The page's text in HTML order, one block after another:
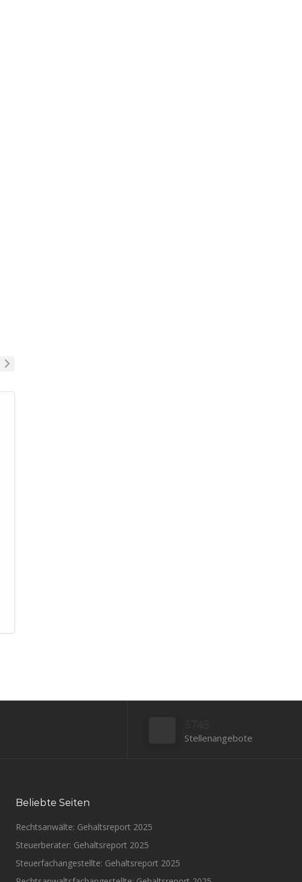
Stellenangebote
Beliebte Seiten
Rechtsanwälte: Gehaltsreport 2025
Steuerberater: Gehaltsreport 2025
Steuerfachangestellte: Gehaltsreport 2025